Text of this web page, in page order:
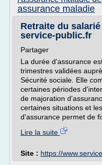
assurance maladie
Retraite du salarié
service-public.fr
Partager
La durée d'assurance
trimestres validées
Sécurité sociale. Elle
certaines périodes
de majoration
certaines situations et
d'assurance permet de
Lire la suite
Site : https://